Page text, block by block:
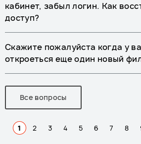
кабинет, забыл логин. Как
доступ?
Скажите пожалуйста когда у
откроеться еще один новый
Все вопросы
1 2 3 4 5 6 7 8